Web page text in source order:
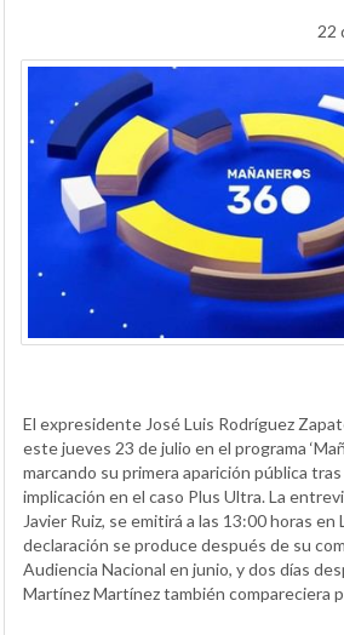
22
El expresidente José Luis Rodríguez
este jueves 23 de julio en el programa
marcando su primera aparición pública
implicación en el caso Plus Ultra. La
Javier Ruiz, se emitirá a las 13:00 horas en
declaración se produce después de su
Audiencia Nacional en junio, y dos días
Martínez Martínez también compareciera